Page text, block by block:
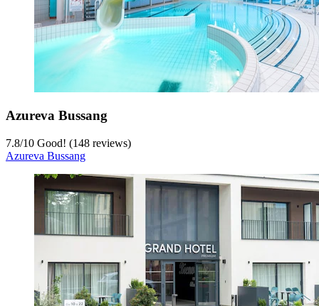
Azureva Bussang
7.8/10 Good! (148 reviews)
Azureva Bussang